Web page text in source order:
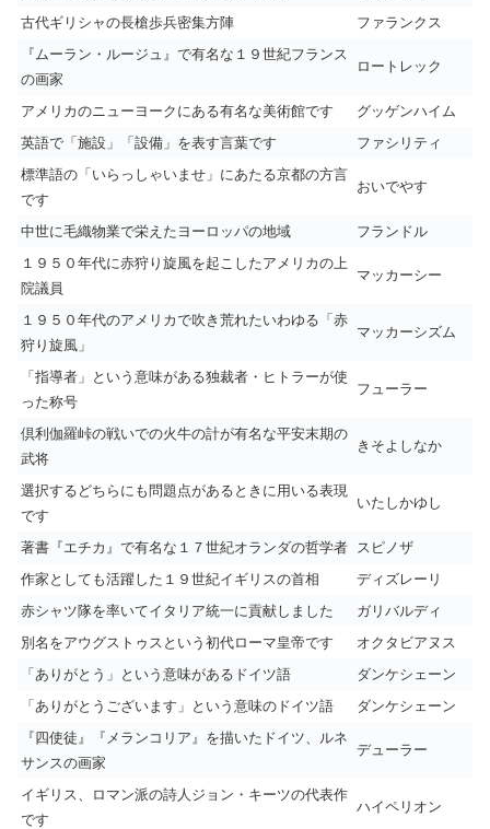
古代ギリシャの長槍歩兵密集方陣
ファランクス
『ムーラン・ルージュ』で有名な１９世紀フランス
の画家
ロートレック
アメリカのニューヨークにある有名な美術館です
グッゲンハイム
英語で「施設」「設備」を表す言葉です
ファシリティ
標準語の「いらっしゃいませ」にあたる京都の方言
です
おいでやす
中世に毛織物業で栄えたヨーロッパの地域
フランドル
１９５０年代に赤狩り旋風を起こしたアメリカの上
院議員
マッカーシー
１９５０年代のアメリカで吹き荒れたいわゆる「赤
狩り旋風」
マッカーシズム
「指導者」という意味がある独裁者・ヒトラーが使
った称号
フューラー
倶利伽羅峠の戦いでの火牛の計が有名な平安末期の
武将
きそよしなか
選択するどちらにも問題点があるときに用いる表現
です
いたしかゆし
著書『エチカ』で有名な１７世紀オランダの哲学者 スピノザ
作家としても活躍した１９世紀イギリスの首相
ディズレーリ
赤シャツ隊を率いてイタリア統一に貢献しました
ガリバルディ
別名をアウグストゥスという初代ローマ皇帝です
オクタビアヌス
「ありがとう」という意味があるドイツ語
ダンケシェーン
「ありがとうございます」という意味のドイツ語
ダンケシェーン
『四使徒』『メランコリア』を描いたドイツ、ルネ
サンスの画家
デューラー
イギリス、ロマン派の詩人ジョン・キーツの代表作
です
ハイペリオン